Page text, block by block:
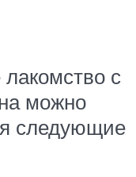
с
можно
следующие